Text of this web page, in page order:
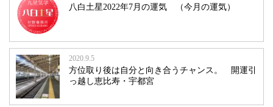
八白土星2022年7月の運気 （今月の運気）
2020.9.5
方位取り後は自分と向き合うチャンス。 開運引
っ越し恵比寿・宇都宮